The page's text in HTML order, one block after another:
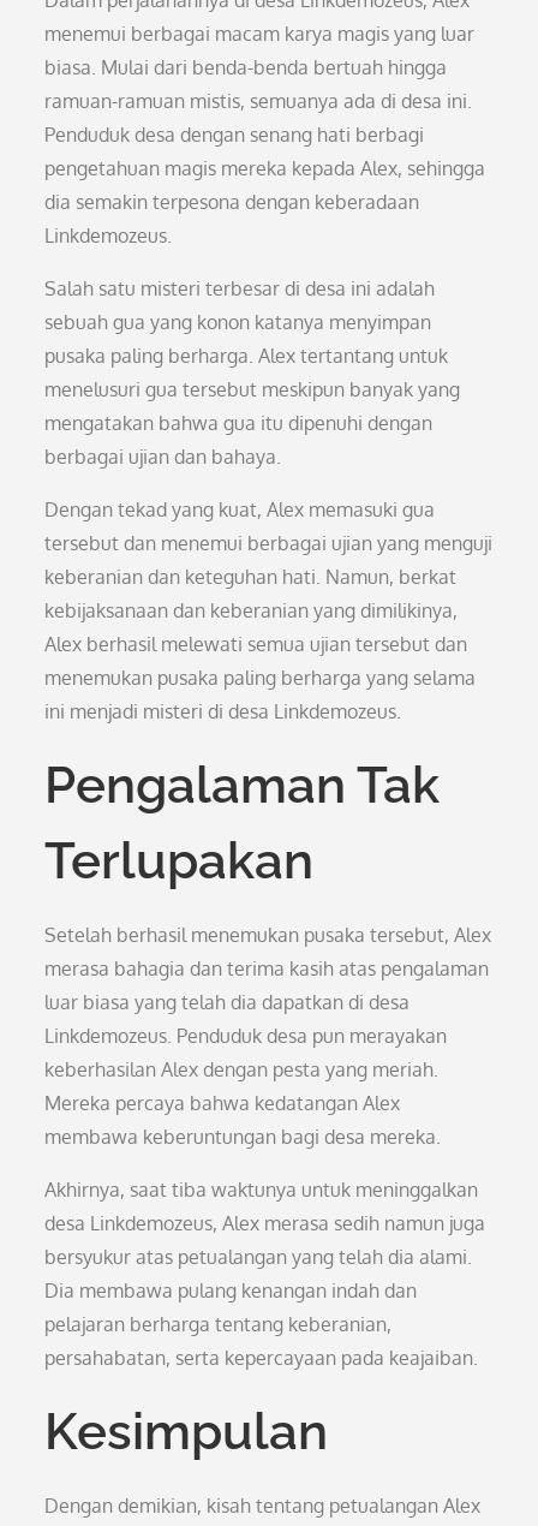
menemui berbagai macam karya magis yang luar
biasa. Mulai dari benda-benda bertuah hingga
ramuan-ramuan mistis, semuanya ada di desa ini.
Penduduk desa dengan senang hati berbagi
pengetahuan magis mereka kepada Alex, sehingga
dia semakin terpesona dengan keberadaan
Linkdemozeus.
Salah satu misteri terbesar di desa ini adalah
sebuah gua yang konon katanya menyimpan
pusaka paling berharga. Alex tertantang untuk
menelusuri gua tersebut meskipun banyak yang
mengatakan bahwa gua itu dipenuhi dengan
berbagai ujian dan bahaya.
Dengan tekad yang kuat, Alex memasuki gua
tersebut dan menemui berbagai ujian yang menguji
keberanian dan keteguhan hati. Namun, berkat
kebijaksanaan dan keberanian yang dimilikinya,
Alex berhasil melewati semua ujian tersebut dan
menemukan pusaka paling berharga yang selama
ini menjadi misteri di desa Linkdemozeus.
Pengalaman Tak
Terlupakan
Setelah berhasil menemukan pusaka tersebut, Alex
merasa bahagia dan terima kasih atas pengalaman
luar biasa yang telah dia dapatkan di desa
Linkdemozeus. Penduduk desa pun merayakan
keberhasilan Alex dengan pesta yang meriah.
Mereka percaya bahwa kedatangan Alex
membawa keberuntungan bagi desa mereka.
Akhirnya, saat tiba waktunya untuk meninggalkan
desa Linkdemozeus, Alex merasa sedih namun juga
bersyukur atas petualangan yang telah dia alami.
Dia membawa pulang kenangan indah dan
pelajaran berharga tentang keberanian,
persahabatan, serta kepercayaan pada keajaiban.
Kesimpulan
Dengan demikian, kisah tentang petualangan Alex